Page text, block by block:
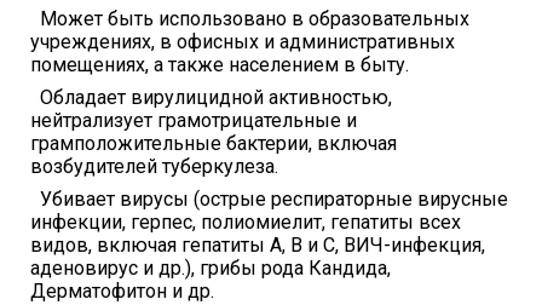
Может быть использовано в образовательных
учреждениях, в офисных и административных
помещениях, а также населением в быту.
Обладает вирулицидной активностью,
нейтрализует грамотрицательные и
грамположительные бактерии, включая
возбудителей туберкулеза.
Убивает вирусы (острые респираторные вирусные
инфекции, герпес, полиомиелит, гепатиты всех
видов, включая гепатиты А, В и С, ВИЧ-инфекция,
аденовирус и др.), грибы рода Кандида,
Дерматофитон и др.